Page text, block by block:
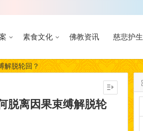
素食文化 佛教资讯 慈悲护生
解脱轮回？
脱离因果束缚解脱轮